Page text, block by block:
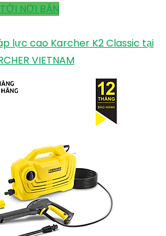
TỚI NƠI BÁN
lực cao Karcher K2 Classic tại
VIETNAM